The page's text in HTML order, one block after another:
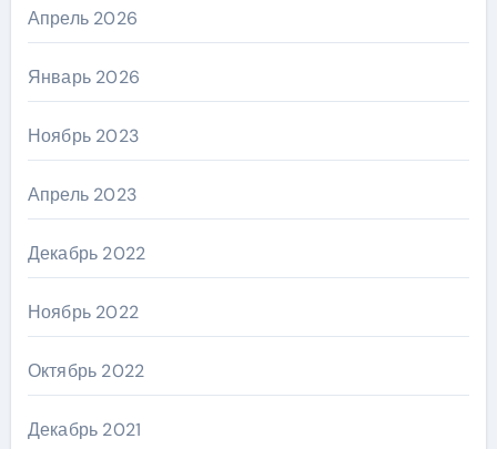
Апрель 2026
Январь 2026
Ноябрь 2023
Апрель 2023
Декабрь 2022
Ноябрь 2022
Октябрь 2022
Декабрь 2021